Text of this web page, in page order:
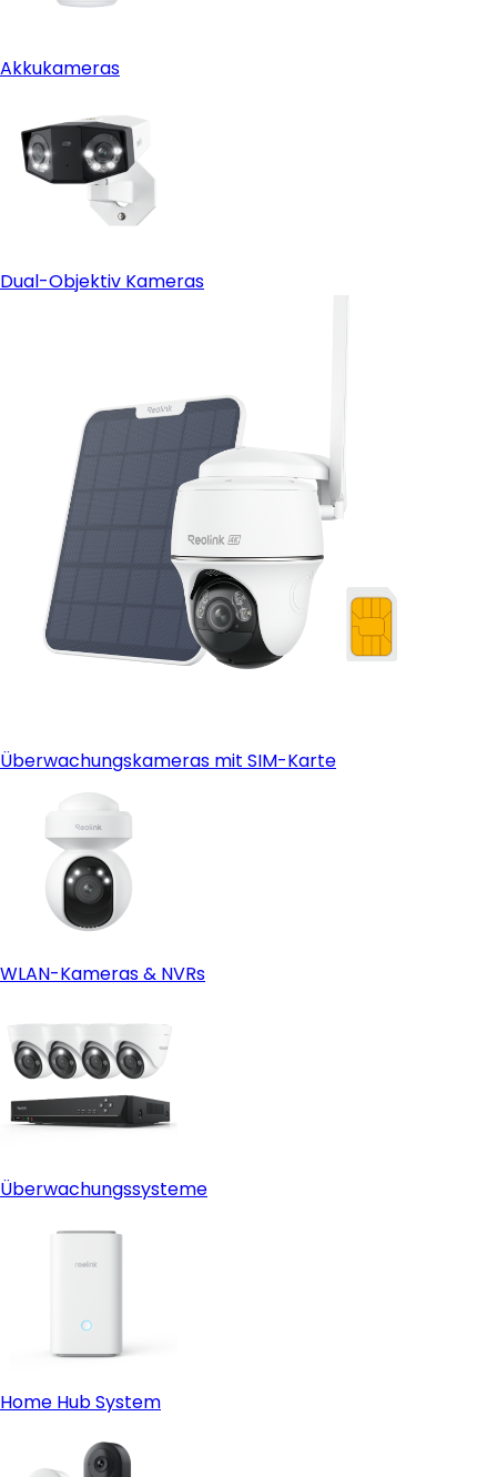
Akkukameras
Dual-Objektiv Kameras
Überwachungskameras mit SIM-Karte
WLAN-Kameras & NVRs
Überwachungssysteme
Home Hub System